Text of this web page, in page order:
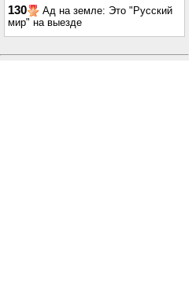
130
Ад на земле: Это "Русский
мир" на выезде